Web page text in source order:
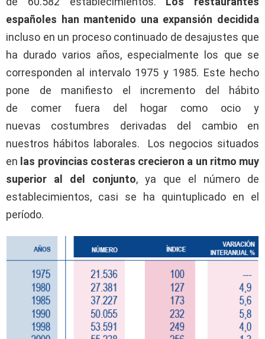
españoles han mantenido una expansión decidida
incluso en un proceso continuado de desajustes que
ha durado varios años, especialmente los que se
corresponden al intervalo 1975 y 1985. Este hecho
pone de manifiesto el incremento del hábito
de comer fuera del hogar como ocio y
nuevas costumbres derivadas del cambio en
nuestros hábitos laborales. Los negocios situados
en las provincias costeras crecieron a un ritmo muy
superior al del conjunto, ya que el número de
establecimientos, casi se ha quintuplicado en el
período.